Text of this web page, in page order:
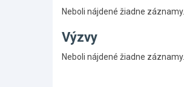
Neboli nájdené žiadne záznamy.
Výzvy
Neboli nájdené žiadne záznamy.